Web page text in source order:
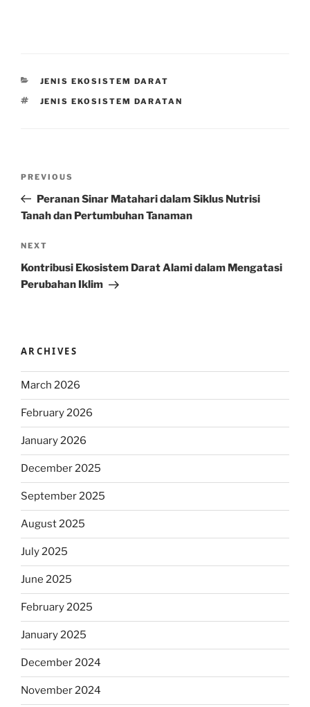
CATEGORIES
JENIS EKOSISTEM DARAT
TAGS
JENIS EKOSISTEM DARATAN
Previous
Post
PREVIOUS
Peranan Sinar Matahari dalam Siklus Nutrisi
Tanah dan Pertumbuhan Tanaman
Next
Post
NEXT
Kontribusi Ekosistem Darat Alami dalam Mengatasi
Perubahan Iklim
ARCHIVES
March 2026
February 2026
January 2026
December 2025
September 2025
August 2025
July 2025
June 2025
February 2025
January 2025
December 2024
November 2024